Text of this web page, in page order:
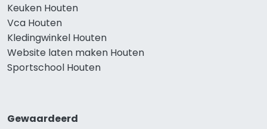
Keuken Houten
Vca Houten
Kledingwinkel Houten
Website laten maken Houten
Sportschool Houten
Gewaardeerd